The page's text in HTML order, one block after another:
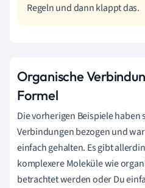
Regeln und dann klappt das.
Organische
Formel
Die vorherigen Beispiele
Verbindungen bezogen und
einfach gehalten. Es gibt
komplexere Moleküle wie
betrachtet werden oder Du